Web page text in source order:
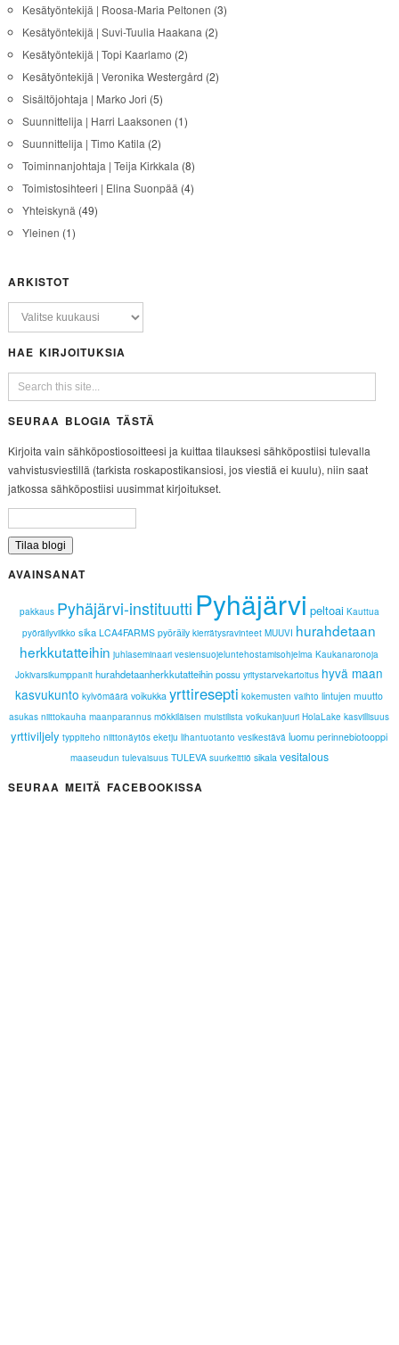
Kesätyöntekijä | Roosa-Maria Peltonen (3)
Kesätyöntekijä | Suvi-Tuulia Haakana (2)
Kesätyöntekijä | Topi Kaarlamo (2)
Kesätyöntekijä | Veronika Westergård (2)
Sisältöjohtaja | Marko Jori (5)
Suunnittelija | Harri Laaksonen (1)
Suunnittelija | Timo Katila (2)
Toiminnanjohtaja | Teija Kirkkala (8)
Toimistosihteeri | Elina Suonpää (4)
Yhteiskynä (49)
Yleinen (1)
ARKISTOT
HAE KIRJOITUKSIA
SEURAA BLOGIA TÄSTÄ
Kirjoita vain sähköpostiosoitteesi ja kuittaa tilauksesi sähköpostiisi tulevalla
vahvistusviestillä (tarkista roskapostikansiosi, jos viestiä ei kuulu), niin saat
jatkossa sähköpostiisi uusimmat kirjoitukset.
AVAINSANAT
pakkaus Pyhäjärvi-instituutti Pyhäjärvi peltoai Kauttua
pyöräilyviikko sika LCA4FARMS pyöräily kierrätysravinteet MUUVI hurahdetaan
herkkutatteihin juhlaseminaari vesiensuojeluntehostamisohjelma Kaukanaronoja
Jokivarsikumppanit hurahdetaanherkkutatteihin possu yritystarvekartoitus hyvä maan
kasvukunto kylvömäärä voikukka yrttiresepti kokemusten vaihto lintujen muutto
asukas niittokauha maanparannus mökkiläisen muistilista voikukanjuuri HolaLake kasvillisuus
yrttiviljely typpiteho niittonäytös eketju lihantuotanto vesikestävä luomu perinnebiotooppi
maaseudun tulevaisuus TULEVA suurkeittiö sikala vesitalous
SEURAA MEITÄ FACEBOOKISSA